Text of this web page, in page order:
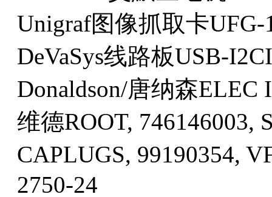
Unigraf图像抓取卡UFG-
DeVaSys线路板USB-
Donaldson/唐纳森ELEC
维德ROOT, 746146003,
CAPLUGS, 99190354,
2750-24